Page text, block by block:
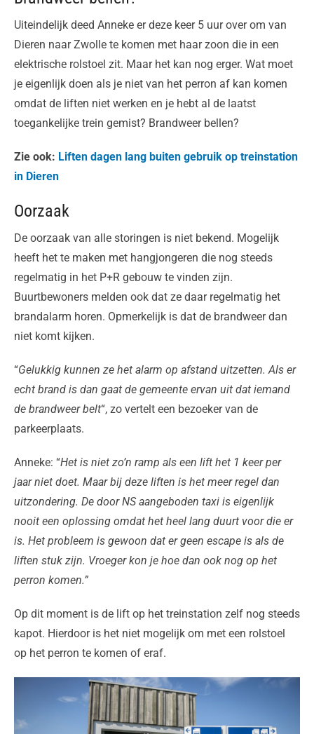
Uiteindelijk deed Anneke er deze keer 5 uur over om van
Dieren naar Zwolle te komen met haar zoon die in een
elektrische rolstoel zit. Maar het kan nog erger. Wat moet
je eigenlijk doen als je niet van het perron af kan komen
omdat de liften niet werken en je hebt al de laatst
toegankelijke trein gemist? Brandweer bellen?
Zie ook: Liften dagen lang buiten gebruik op treinstation
in Dieren
Oorzaak
De oorzaak van alle storingen is niet bekend. Mogelijk
heeft het te maken met hangjongeren die nog steeds
regelmatig in het P+R gebouw te vinden zijn.
Buurtbewoners melden ook dat ze daar regelmatig het
brandalarm horen. Opmerkelijk is dat de brandweer dan
niet komt kijken.
“Gelukkig kunnen ze het alarm op afstand uitzetten. Als er
echt brand is dan gaat de gemeente ervan uit dat iemand
de brandweer belt“, zo vertelt een bezoeker van de
parkeerplaats.
Anneke: “Het is niet zo’n ramp als een lift het 1 keer per
jaar niet doet. Maar bij deze liften is het meer regel dan
uitzondering. De door NS aangeboden taxi is eigenlijk
nooit een oplossing omdat het heel lang duurt voor die er
is. Het probleem is gewoon dat er geen escape is als de
liften stuk zijn. Vroeger kon je hoe dan ook nog op het
perron komen.”
Op dit moment is de lift op het treinstation zelf nog steeds
kapot. Hierdoor is het niet mogelijk om met een rolstoel
op het perron te komen of eraf.